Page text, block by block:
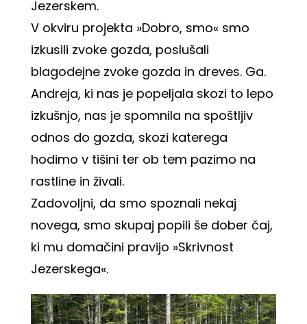
Jezerskem.
V okviru projekta »Dobro, smo« smo
izkusili zvoke gozda, poslušali
blagodejne zvoke gozda in dreves. Ga.
Andreja, ki nas je popeljala skozi to lepo
izkušnjo, nas je spomnila na spoštljiv
odnos do gozda, skozi katerega
hodimo v tišini ter ob tem pazimo na
rastline in živali.
Zadovoljni, da smo spoznali nekaj
novega, smo skupaj popili še dober čaj,
ki mu domačini pravijo »Skrivnost
Jezerskega«.